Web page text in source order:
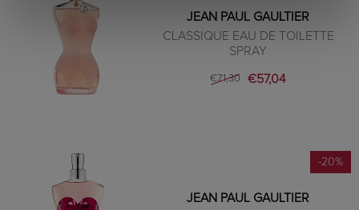
JEAN PAUL GAULTIER
CLASSIQUE EAU DE TOILETTE
SPRAY
€71,30 €57,04
-20%
JEAN PAUL GAULTIER